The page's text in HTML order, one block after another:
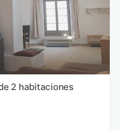
2 habitaciones